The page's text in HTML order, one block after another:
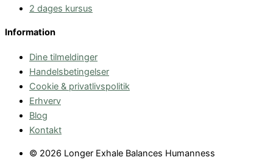
2 dages kursus
Information
Dine tilmeldinger
Handelsbetingelser
Cookie & privatlivspolitik
Erhverv
Blog
Kontakt
© 2026 Longer Exhale Balances Humanness